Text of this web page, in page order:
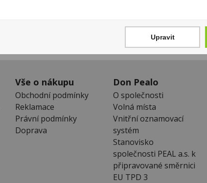
denně 6:00 – 15:30 hod
Vše o nákupu
Obchodní podmínky
Reklamace
Právní podmínky
Doprava
Don Pealo
O společnosti
Volná místa
Vnitřní oznamovací
systém
Stanovisko
společnosti PEAL a.s. k
připravované směrnici
EU TPD 3
Upravit